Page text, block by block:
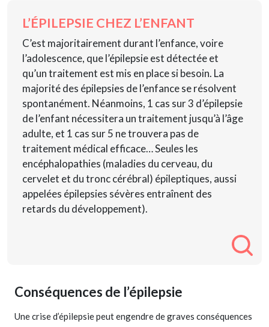
L’ÉPILEPSIE CHEZ L’ENFANT
C’est majoritairement durant l’enfance, voire
l’adolescence, que l’épilepsie est détectée et
qu’un traitement est mis en place si besoin. La
majorité des épilepsies de l’enfance se résolvent
spontanément. Néanmoins, 1 cas sur 3 d’épilepsie
de l’enfant nécessitera un traitement jusqu’à l’âge
adulte, et 1 cas sur 5 ne trouvera pas de
traitement médical efficace… Seules les
encéphalopathies (maladies du cerveau, du
cervelet et du tronc cérébral) épileptiques, aussi
appelées épilepsies sévères entraînent des
retards du développement).
Conséquences de l’épilepsie
Une crise d’épilepsie peut engendre de graves conséquences